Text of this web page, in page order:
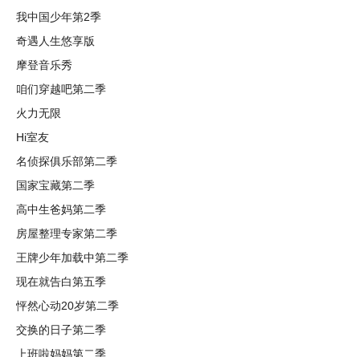
我中国少年第2季
奇遇人生悠享版
摩登音乐秀
咱们穿越吧第二季
火力无限
Hi室友
名侦探俱乐部第二季
国家宝藏第二季
高中生爸妈第二季
房屋整理专家第二季
王牌少年加载中第二季
现在就告白第五季
怦然心动20岁第二季
交换的日子第二季
上班啦妈妈第二季